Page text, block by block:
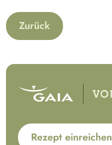
Zurück
Rezept einreichen